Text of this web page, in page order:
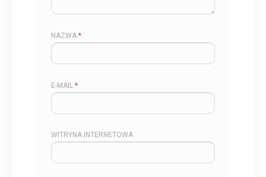
NAZWA *
E-MAIL *
WITRYNA INTERNETOWA